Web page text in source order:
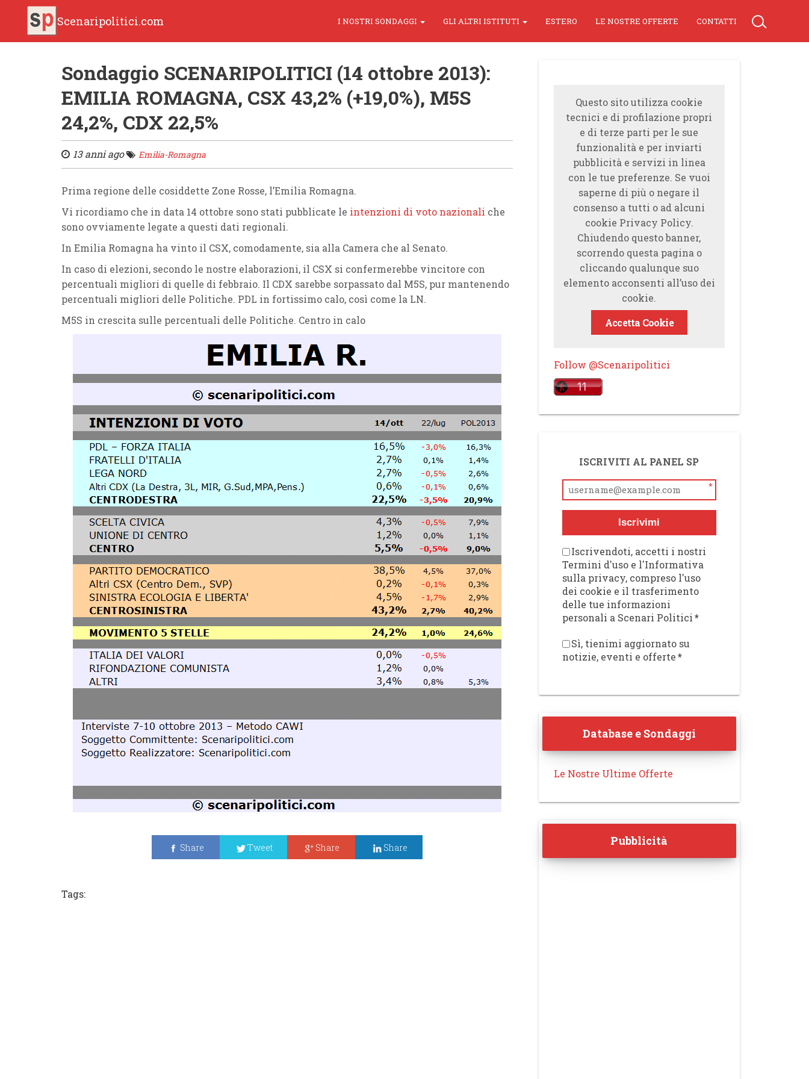
Scenaripolitici.com I NOSTRI SONDAGGI GLI ALTRI ISTITUTI ESTERO LE NOSTRE OFFERTE CONTATTI
Sondaggio SCENARIPOLITICI (14 ottobre 2013):
EMILIA ROMAGNA, CSX 43,2% (+19,0%), M5S
24,2%, CDX 22,5%
13 anni ago Emilia-Romagna
Prima regione delle cosiddette Zone Rosse, l’Emilia Romagna.
Vi ricordiamo che in data 14 ottobre sono stati pubblicate le intenzioni di voto nazionali che
sono ovviamente legate a questi dati regionali.
In Emilia Romagna ha vinto il CSX, comodamente, sia alla Camera che al Senato.
In caso di elezioni, secondo le nostre elaborazioni, il CSX si confermerebbe vincitore con
percentuali migliori di quelle di febbraio. Il CDX sarebbe sorpassato dal M5S, pur mantenendo
percentuali migliori delle Politiche. PDL in fortissimo calo, così come la LN.
M5S in crescita sulle percentuali delle Politiche. Centro in calo
Share Tweet Share Share
Tags:
Questo sito utilizza cookie
tecnici e di profilazione propri
e di terze parti per le sue
funzionalità e per inviarti
pubblicità e servizi in linea
con le tue preferenze. Se vuoi
saperne di più o negare il
consenso a tutti o ad alcuni
cookie Privacy Policy.
Chiudendo questo banner,
scorrendo questa pagina o
cliccando qualunque suo
elemento acconsenti all’uso dei
cookie.
Accetta Cookie
Follow @Scenaripolitici
ISCRIVITI AL PANEL SP
*
Iscrivimi
Iscrivendoti, accetti i nostri
Termini d'uso e l'Informativa
sulla privacy, compreso l'uso
dei cookie e il trasferimento
delle tue informazioni
personali a Scenari Politici*
Sì, tienimi aggiornato su
notizie, eventi e offerte*
Database e Sondaggi
Le Nostre Ultime Offerte
Pubblicità